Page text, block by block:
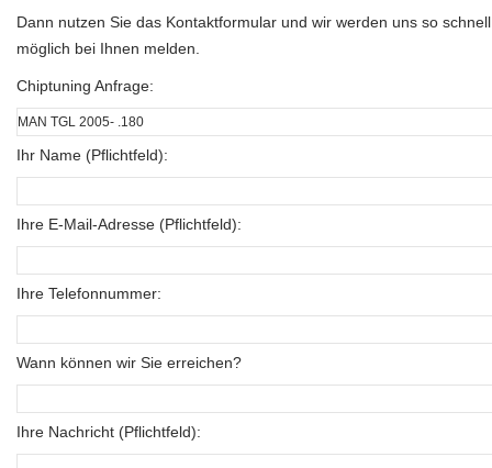
Dann nutzen Sie das Kontaktformular und wir werden uns so
möglich bei Ihnen melden.
Chiptuning Anfrage:
Ihr Name (Pflichtfeld):
Ihre E-Mail-Adresse (Pflichtfeld):
Ihre Telefonnummer:
Wann können wir Sie erreichen?
Ihre Nachricht (Pflichtfeld):